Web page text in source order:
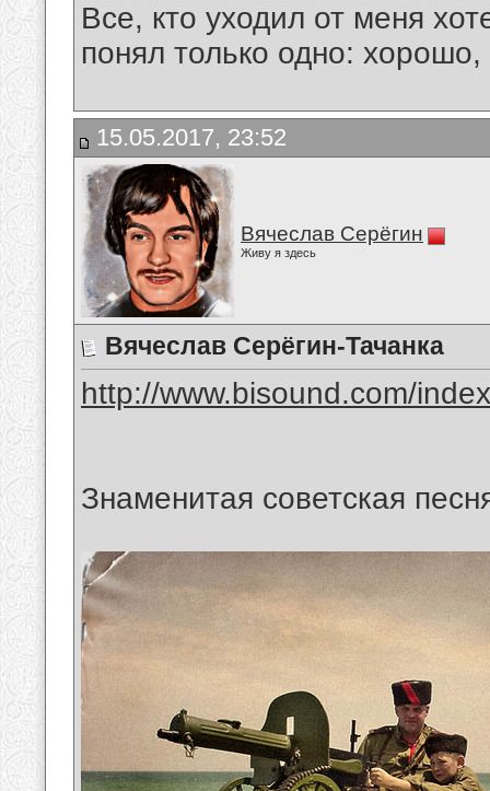
Все, кто уходил от меня
понял только одно:
15.05.2017, 23:52
Вячеслав Серёгин
Живу я здесь
Вячеслав Серёгин-Тачанка
http://www.bisound.com/
Знаменитая советская